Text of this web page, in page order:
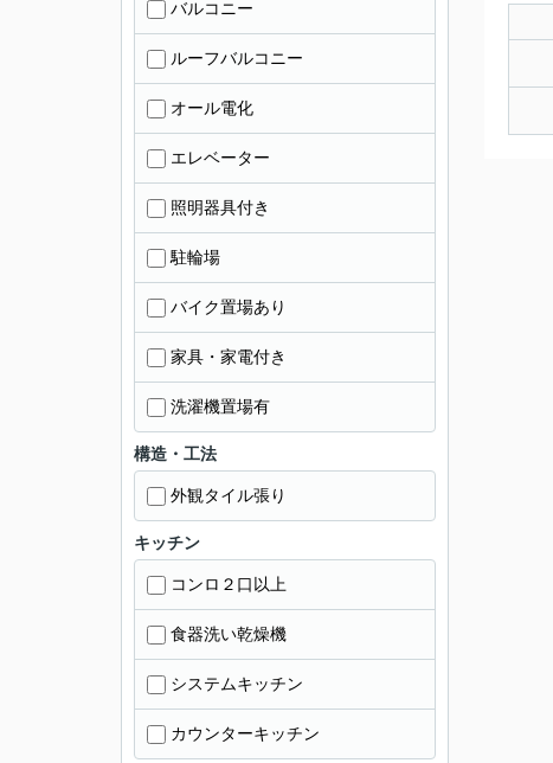
バルコニー
ルーフバルコニー
オール電化
エレベーター
照明器具付き
駐輪場
バイク置場あり
家具・家電付き
洗濯機置場有
構造・工法
外観タイル張り
キッチン
コンロ２口以上
食器洗い乾燥機
システムキッチン
カウンターキッチン